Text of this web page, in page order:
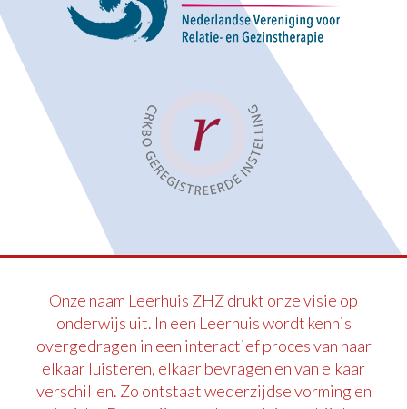
Onze naam Leerhuis ZHZ drukt onze visie op
onderwijs uit. In een Leerhuis wordt kennis
overgedragen in een interactief proces van naar
elkaar luisteren, elkaar bevragen en van elkaar
verschillen. Zo ontstaat wederzijdse vorming en